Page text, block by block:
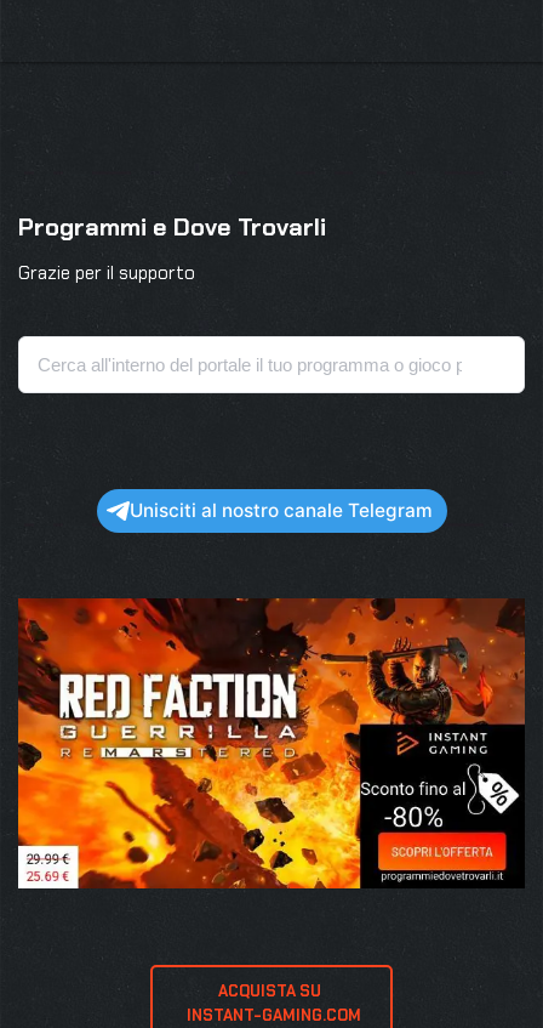
Programmi e Dove Trovarli
Grazie per il supporto
Unisciti al nostro canale Telegram
ACQUISTA SU
INSTANT-GAMING.COM